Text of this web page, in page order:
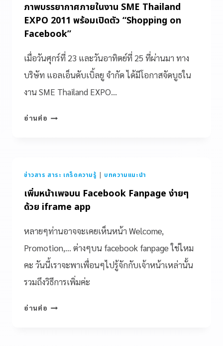
ภาพบรรยากาศภายในงาน SME Thailand
EXPO 2011 พร้อมเปิดตัว “Shopping on
Facebook”
เมื่อวันศุกร์ที่ 23 และวันอาทิตย์ที่ 25 ที่ผ่านมา ทาง
บริษัท แอลเอ็นดับเบิ้ลยู จำกัด ได้มีโอกาสจัดบูธใน
งาน SME Thailand EXPO…
อ่านต่อ
ข่าวสาร สาระ เกร็ดความรู้ บทความแนะนำ
เพิ่มหน้าเพจบน Facebook Fanpage ง่ายๆ
ด้วย iframe app
หลายๆท่านอาจจะเคยเห็นหน้า Welcome,
Promotion,… ต่างๆบน facebook fanpage ใช่ไหม
คะ วันนี้เราจะพาเพื่อนๆไปรู้จักกับเจ้าหน้าเหล่านั้น
รวมถึงวิธีการเพิ่มค่ะ
อ่านต่อ